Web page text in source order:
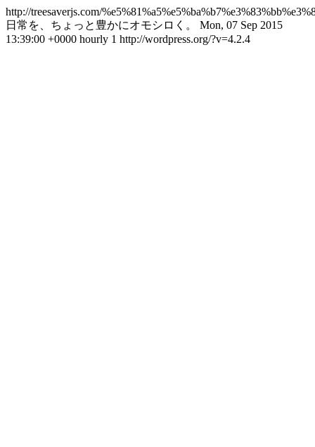
http://treesaverjs.com/
日常を、ちょっと豊かにオモシロく。
Mon, 07 Sep 2015
13:39:00 +0000 hourly 1 http://wordpress.org/?v=4.2.4